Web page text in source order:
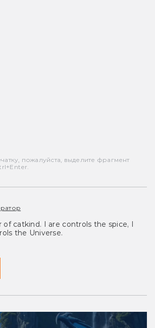
пожалуйста, выделите фрагмент
of catkind. I are controls the spice, I
the Universe.